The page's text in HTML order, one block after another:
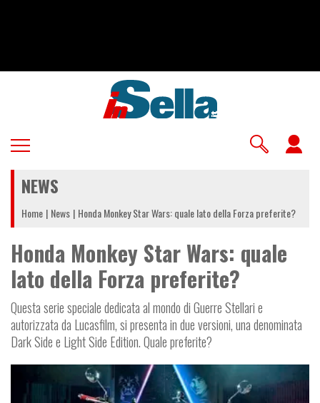
NEWS
Home News Honda Monkey Star Wars: quale lato della Forza preferite?
Honda Monkey Star Wars: quale
lato della Forza preferite?
Questa serie speciale dedicata al mondo di Guerre Stellari e
autorizzata da Lucasfilm, si presenta in due versioni, una denominata
Dark Side e Light Side Edition. Quale preferite?